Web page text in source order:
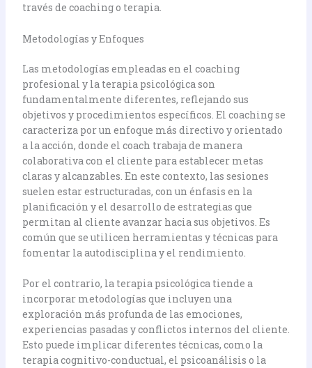
través de coaching o terapia.
Metodologías y Enfoques
Las metodologías empleadas en el coaching
profesional y la terapia psicológica son
fundamentalmente diferentes, reflejando sus
objetivos y procedimientos específicos. El coaching se
caracteriza por un enfoque más directivo y orientado
a la acción, donde el coach trabaja de manera
colaborativa con el cliente para establecer metas
claras y alcanzables. En este contexto, las sesiones
suelen estar estructuradas, con un énfasis en la
planificación y el desarrollo de estrategias que
permitan al cliente avanzar hacia sus objetivos. Es
común que se utilicen herramientas y técnicas para
fomentar la autodisciplina y el rendimiento.
Por el contrario, la terapia psicológica tiende a
incorporar metodologías que incluyen una
exploración más profunda de las emociones,
experiencias pasadas y conflictos internos del cliente.
Esto puede implicar diferentes técnicas, como la
terapia cognitivo-conductual, el psicoanálisis o la